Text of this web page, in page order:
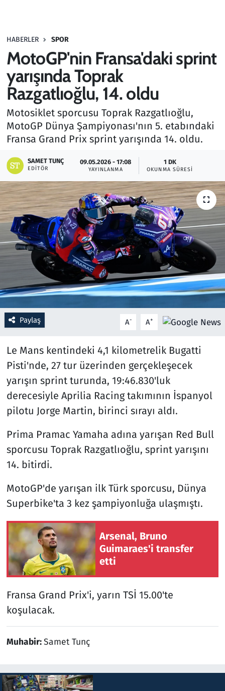
HABERLER SPOR
MotoGP'nin Fransa'daki sprint
yarışında Toprak
Razgatlıoğlu, 14. oldu
Motosiklet sporcusu Toprak Razgatlıoğlu,
MotoGP Dünya Şampiyonası'nın 5. etabındaki
Fransa Grand Prix sprint yarışında 14. oldu.
SAMET TUNÇ
EDITÖR
09.05.2026 - 17:08
YAYINLANMA
1 DK
OKUNMA SÜRESI
Paylaş A- A+
Le Mans kentindeki 4,1 kilometrelik Bugatti
Pisti'nde, 27 tur üzerinden gerçekleşecek
yarışın sprint turunda, 19:46.830'luk
derecesiyle Aprilia Racing takımının İspanyol
pilotu Jorge Martin, birinci sırayı aldı.
Prima Pramac Yamaha adına yarışan Red Bull
sporcusu Toprak Razgatlıoğlu, sprint yarışını
14. bitirdi.
MotoGP'de yarışan ilk Türk sporcusu, Dünya
Superbike'ta 3 kez şampiyonluğa ulaşmıştı.
Arsenal, Bruno
Guimaraes'i transfer
etti
Fransa Grand Prix'i, yarın TSİ 15.00'te
koşulacak.
Muhabir:Samet Tunç
Haber
Kültür Sanat
Kurumsal Haberler
Lezzet Durağı
Memur ve Kamu
Otomobil
Oyun
Ramazan
Resmi İlanlar
Rüya Tabirleri
Sağlık
Savunma Sanayi
Seçim 2023
Spor
Teknoloji ve Bilim
Televizyon